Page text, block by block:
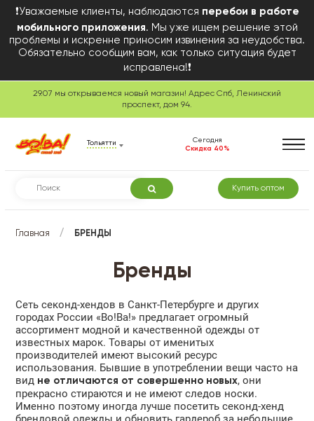
❗Уважаемые клиенты, наблюдаются перебои в работе
мобильного приложения. Мы уже ищем решение этой
проблемы и искренне приносим извинения за неудобства.
Обязательно сообщим вам, как только ситуация будет
исправлена!❗
29.07 мы открываемся новый магазин! Адрес Спб, Ленинский
проспект, дом 94.
Тольятти
Сегодня
Скидка 40%
Купить оптом
Главная / БРЕНДЫ
Бренды
Сеть секонд-хендов в Санкт-Петербурге и других
городах России «Во!Ва!» предлагает огромный
ассортимент модной и качественной одежды от
известных марок. Товары от именитых
производителей имеют высокий ресурс
использования. Бывшие в употреблении вещи часто на
вид не отличаются от совершенно новых, они
прекрасно стираются и не имеют следов носки.
Именно поэтому иногда лучше посетить секонд-хенд